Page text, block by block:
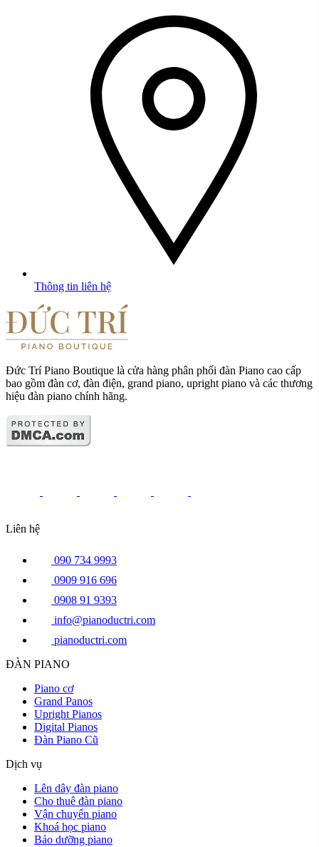
Thông tin liên hệ
Đức Trí Piano Boutique là cửa hàng phân phối đàn Piano cao cấp
bao gồm đàn cơ, đàn điện, grand piano, upright piano và các thương
hiệu đàn piano chính hãng.
Liên hệ
090 734 9993
0909 916 696
0908 91 9393
info@pianoductri.com
pianoductri.com
ĐÀN PIANO
Piano cơ
Grand Panos
Upright Pianos
Digital Pianos
Đàn Piano Cũ
Dịch vụ
Lên dây đàn piano
Cho thuê đàn piano
Vận chuyển piano
Khoá học piano
Bảo dưỡng piano